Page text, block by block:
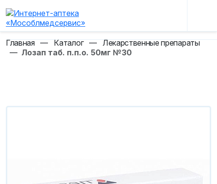
Главная — Каталог — Лекарственные препараты
— Лозап таб. п.п.о. 50мг №30